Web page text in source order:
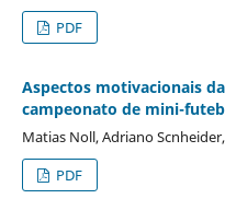
PDF
Aspectos motivacionais
campeonato de mini-
Matias Noll, Adriano
PDF